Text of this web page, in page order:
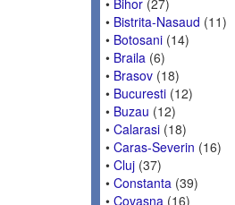
• Bistrita-Nasaud (11)
• Botosani (14)
• Braila (6)
• Brasov (18)
• Bucuresti (12)
• Buzau (12)
• Calarasi (18)
• Caras-Severin (16)
• Cluj (37)
• Constanta (39)
• Covasna (16)